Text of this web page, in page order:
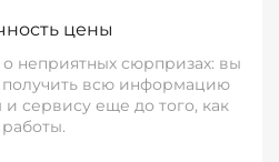
цены
о неприятных сюрпризах: вы
всю информацию
сервису еще до того, как
работы.